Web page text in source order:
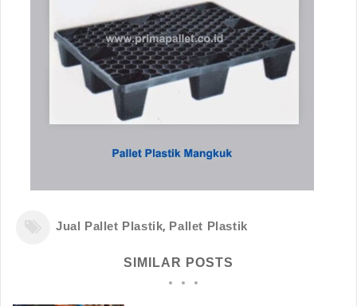
Jual Pallet Plastik, Pallet Plastik
SIMILAR POSTS